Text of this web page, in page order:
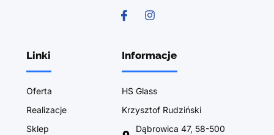
Linki
Oferta
Realizacje
Sklep
Informacje
HS Glass
Krzysztof Rudziński
Dąbrowica 47, 58-500